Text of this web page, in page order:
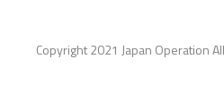
Copyright 2021 Japan Operation